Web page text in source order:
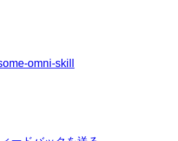
omni-skill